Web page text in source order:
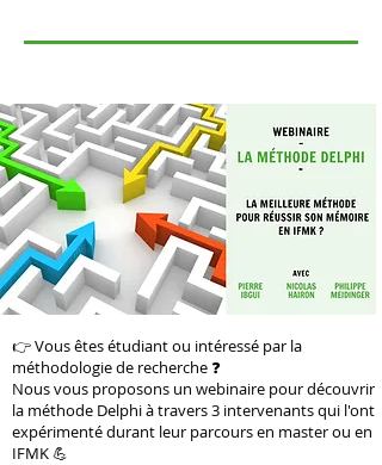
👉 Vous êtes étudiant ou intéressé par la
méthodologie de recherche ❓
Nous vous proposons un webinaire pour découvrir
la méthode Delphi à travers 3 intervenants qui l'ont
expérimenté durant leur parcours en master ou en
IFMK 💪